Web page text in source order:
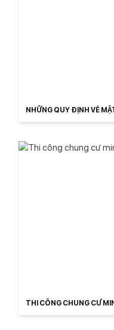
NHỮNG QUY ĐỊNH VỀ
THI CÔNG CHUNG CƯ